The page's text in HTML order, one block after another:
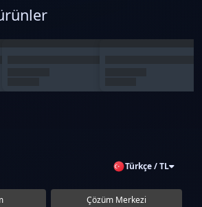
Türkçe / TL
Çözüm Merkezi